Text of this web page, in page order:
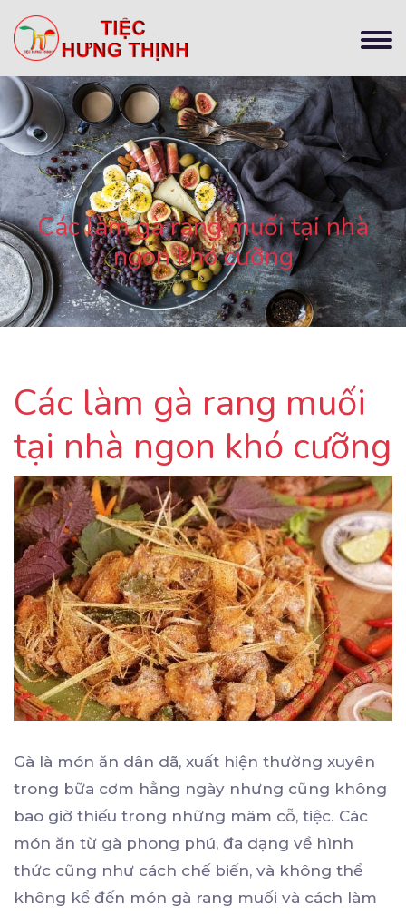
Các làm gà rang muối tại nhà
ngon khó cưỡng
Các làm gà rang muối
tại nhà ngon khó cưỡng
Gà là món ăn dân dã, xuất hiện thường xuyên
trong bữa cơm hằng ngày nhưng cũng không
bao giờ thiếu trong những mâm cỗ, tiệc. Các
món ăn từ gà phong phú, đa dạng về hình
thức cũng như cách chế biến, và không thể
không kể đến món gà rang muối và cách làm